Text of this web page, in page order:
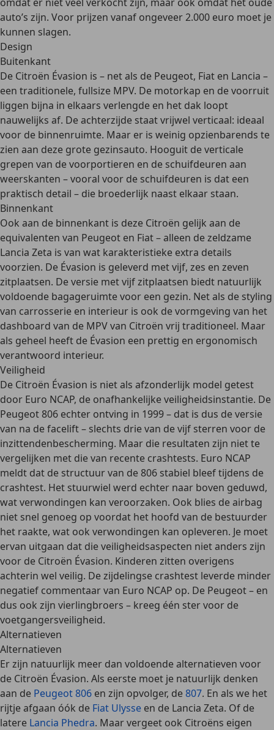
auto’s zijn. Voor prijzen vanaf ongeveer2.000 euro moet je
kunnen slagen.
Design
Buitenkant
De Citroën Évasion is – net als de Peugeot, Fiat en Lancia –
een traditionele, fullsize MPV. De motorkap en de voorruit
liggen bijna in elkaars verlengde en het dak loopt
nauwelijks af. De achterzijde staat vrijwel verticaal: ideaal
voor de binnenruimte. Maar er is weinig opzienbarends te
zien aan deze grote gezinsauto. Hooguit deverticale
grepen van de voorportieren en de schuifdeuren aan
weerskanten – vooral voor de schuifdeuren is dat een
praktisch detail – die broederlijk naast elkaar staan.
Binnenkant
Ook aan de binnenkant is deze Citroën gelijk aan de
equivalenten van Peugeot en Fiat – alleen de zeldzame
Lancia Zeta is van wat karakteristieke extra details
voorzien. De Évasion is geleverd metvijf, zes en zeven
zitplaatsen. De versie met vijf zitplaatsen biedt natuurlijk
voldoende bagageruimte voor een gezin. Net als de styling
van carrosserie en interieur is ook de vormgeving van het
dashboard van de MPV van Citroën vrij traditioneel. Maar
als geheel heeft de Évasion een prettig en ergonomisch
verantwoord interieur.
Veiligheid
De Citroën Évasion is niet als afzonderlijk model getest
door Euro NCAP, de onafhankelijke veiligheidsinstantie. De
Peugeot 806 echter ontving in 1999 – dat is dus de versie
van na de facelift – slechts drie van de vijf sterren voor de
inzittendenbescherming. Maar die resultaten zijn niet te
vergelijken met die van recente crashtests. Euro NCAP
meldt dat de structuur van de 806 stabiel bleef tijdens de
crashtest. Het stuurwiel werd echter naar boven geduwd,
wat verwondingen kan veroorzaken. Ook blies de airbag
niet snel genoeg op voordat het hoofd van de bestuurder
het raakte, wat ook verwondingen kan opleveren. Je moet
ervan uitgaan dat die veiligheidsaspecten niet anders zijn
voor de Citroën Évasion. Kinderen zitten overigens
achterin wel veilig. De zijdelingse crashtest leverde minder
negatief commentaar van Euro NCAP op. De Peugeot – en
dus ook zijn vierlingbroers – kreeg één ster voor de
voetgangersveiligheid.
Alternatieven
Alternatieven
Er zijn natuurlijk meer dan voldoende alternatieven voor
de Citroën Évasion. Als eerste moet je natuurlijk denken
aan de Peugeot 806 en zijn opvolger, de807. En als we het
rijtje afgaan óók de Fiat Ulysse en de Lancia Zeta. Of de
latere Lancia Phedra. Maar vergeet ook Citroëns eigen